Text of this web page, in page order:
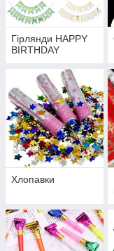
Гірлянди HAPPY
BIRTHDAY
Хлопавки